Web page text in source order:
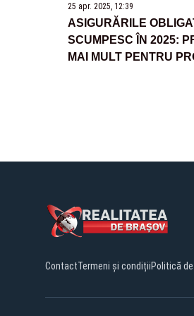
25 apr. 2025, 12:39
ASIGURĂRILE
SCUMPESC ÎN 2025:
MAI MULT PENTRU
ContactTermeni și condițiiPolitică